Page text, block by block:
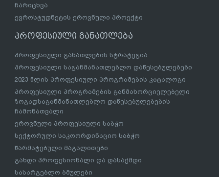
ჩარიცხვა
ევროსტუდნეტის ეროვნული პროექტი
პროფესიული განათლება
პროფესიული განათლების სტრატეგია
პროფესიული საგანმანათლებლო დაწესებულებები
2023 წლის პროფესიული პროგრამების კატალოგი
პროფესიული პროგრამების განმახორციელებელი
ზოგადსაგანმანათლებლო დაწესებულებების
ჩამონათვალი
ეროვნული პროფესიული საბჭო
სექტორული საკოორდინაციო საბჭო
წარმატებული მაგალითები
გახდი პროფესიონალი და დასაქმდი
სასარგებლო ბმულები